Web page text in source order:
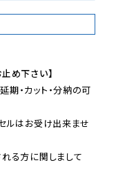
め下さい】
・カット・分納の可
ルはお受け出来ませ
る方に関しまして